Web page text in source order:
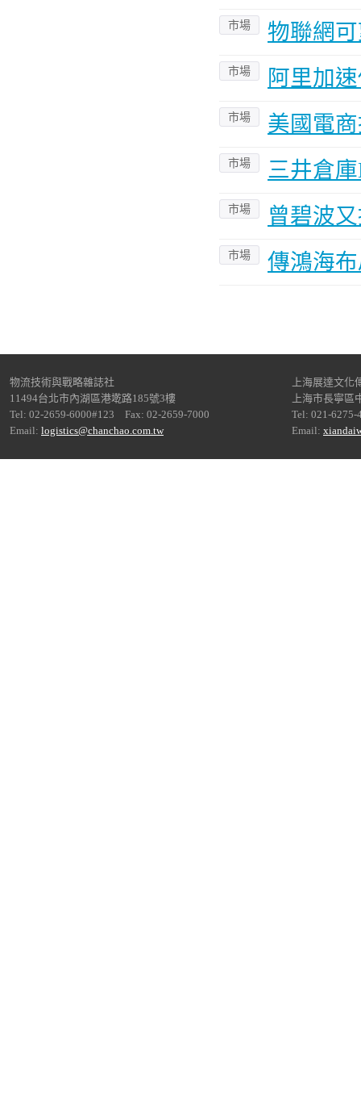
市場 物聯網
市場 阿里加
市場 美國電
市場 三井倉
市場 曾碧波
市場 傳鴻海
物流技術與戰略雜誌社
11494台北市內湖區港墘路185號3樓
Tel: 02-2659-6000#123 Fax: 02-2659-7000
Email: logistics@chanchao.com.tw
上海展達文化
上海市長寧區
Tel: 021-6275-
Email: